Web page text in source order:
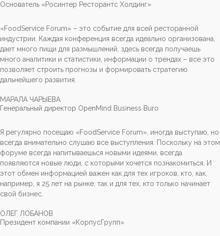
Основатель «Росинтер Ресторантс Холдинг»
«FoodService Forum» – это событие для всей ресторанной
индустрии. Каждая конференция всегда идеально организована,
дает много пищи для размышлений, здесь всегда получаешь
много аналитики и статистики, информации о трендах – все это
позволяет строить прогнозы и формировать стратегию
дальнейшего развития.
МАРАЛА ЧАРЫЕВА
Генеральный директор OpenMind Business Buro
Я регулярно посещаю «FoodService Forum», иногда выступаю, но
всегда внимательно слушаю все выступления. Поскольку на этом
форуме всегда напитываешься новыми идеями, всегда
появляются новые люди, с которыми хочется познакомиться. И
этот обмен информацией важен как для тех игроков, кто, как,
например, я 25 лет на рынке, так и для тех, кто только начинает
свой бизнес.
ОЛЕГ ЛОБАНОВ
Президент компании «КорпусГрупп»